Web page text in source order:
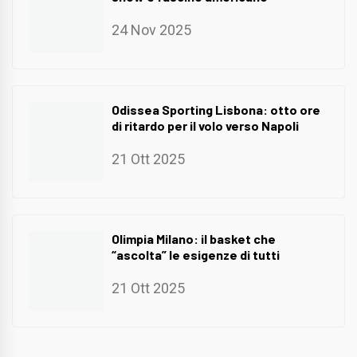
24 Nov 2025
Odissea Sporting Lisbona: otto ore
di ritardo per il volo verso Napoli
21 Ott 2025
Olimpia Milano: il basket che
“ascolta” le esigenze di tutti
21 Ott 2025